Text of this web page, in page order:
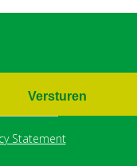
Statement
Versturen